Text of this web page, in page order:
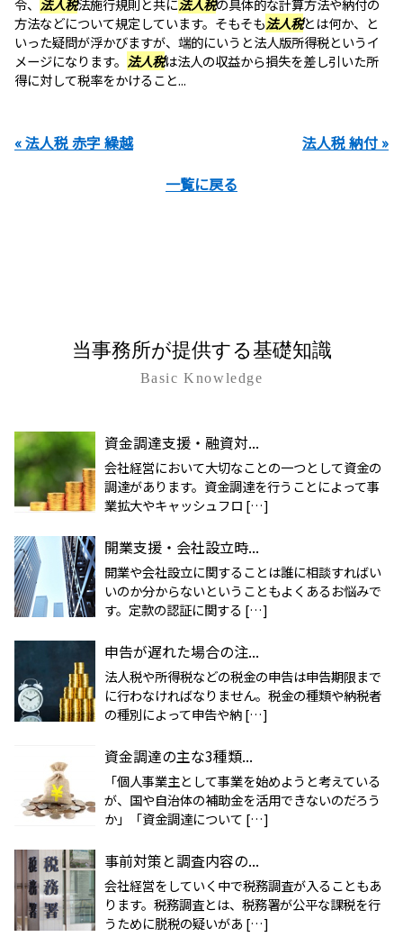
令、 法人税法施行規則と共に法人税の具体的な計算方法や納付の
方法などについて規定しています。そもそも法人税とは何か、と
いった疑問が浮かびますが、端的にいうと法人版所得税というイ
メージになります。 法人税は法人の収益から損失を差し引いた所
得に対して税率をかけること...
« 法人税 赤字 繰越
法人税 納付 »
一覧に戻る
当事務所が提供する基礎知識
Basic Knowledge
資金調達支援・融資対...
会社経営において大切なことの一つとして資金の
調達があります。資金調達を行うことによって事
業拡大やキャッシュフロ […]
開業支援・会社設立時...
開業や会社設立に関することは誰に相談すればい
いのか分からないということもよくあるお悩みで
す。定款の認証に関する […]
申告が遅れた場合の注...
法人税や所得税などの税金の申告は申告期限まで
に行わなければなりません。税金の種類や納税者
の種別によって申告や納 […]
資金調達の主な3種類...
「個人事業主として事業を始めようと考えている
が、国や自治体の補助金を活用できないのだろう
か」「資金調達について […]
事前対策と調査内容の...
会社経営をしていく中で税務調査が入ることもあ
ります。税務調査とは、税務署が公平な課税を行
うために脱税の疑いがあ […]